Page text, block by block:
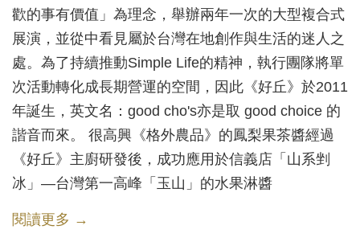
歡的事有價值」為理念，舉辦兩年一次的大型複合式
展演，並從中看見屬於台灣在地創作與生活的迷人之
處。為了持續推動Simple Life的精神，執行團隊將單
次活動轉化成長期營運的空間，因此《好丘》於2011
年誕生，英文名：good cho's亦是取 good choice 的
諧音而來。 很高興《格外農品》的鳳梨果茶醬經過
《好丘》主廚研發後，成功應用於信義店「山系剉
冰」—台灣第一高峰「玉山」的水果淋醬
閱讀更多 →